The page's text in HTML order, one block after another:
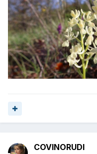
COVINORUDI